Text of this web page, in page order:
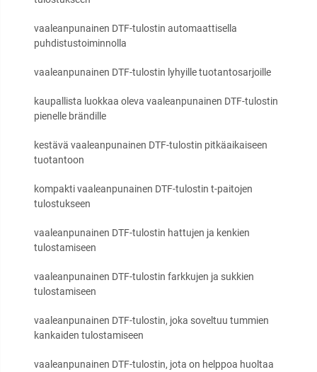
vaaleanpunainen DTF-tulostin automaattisella
puhdistustoiminnolla
vaaleanpunainen DTF-tulostin lyhyille tuotantosarjoille
kaupallista luokkaa oleva vaaleanpunainen DTF-tulostin
pienelle brändille
kestävä vaaleanpunainen DTF-tulostin pitkäaikaiseen
tuotantoon
kompakti vaaleanpunainen DTF-tulostin t-paitojen
tulostukseen
vaaleanpunainen DTF-tulostin hattujen ja kenkien
tulostamiseen
vaaleanpunainen DTF-tulostin farkkujen ja sukkien
tulostamiseen
vaaleanpunainen DTF-tulostin, joka soveltuu tummien
kankaiden tulostamiseen
vaaleanpunainen DTF-tulostin, jota on helppoa huoltaa